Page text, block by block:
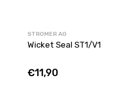
STROMER AG
Wicket Seal ST1/V1
€11,90